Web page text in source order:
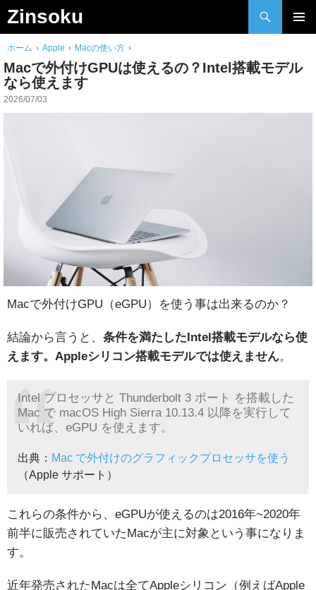
Zinsoku
検
索
to
ホーム › Apple › Macの使い方 ›
Macで外付けGPUは使えるの？Intel搭載モデル
なら使えます
2026/07/03
Macで外付けGPU（eGPU）を使う事は出来るのか？
結論から言うと、 条件を満たしたIntel搭載モデルなら使
えます。Appleシリコン搭載モデルでは使えません。
Intel プロセッサと Thunderbolt 3 ポート を搭載した
Mac で macOS High Sierra 10.13.4 以降を実行して
いれば、eGPU を使えます。
出典： Mac で外付けのグラフィックプロセッサを使う
（Apple サポート）
これらの条件から、eGPUが使えるのは2016年~2020年
前半に販売されていたMacが主に対象という事になりま
す。
近年発売されたMacは全てAppleシリコン（例えばApple